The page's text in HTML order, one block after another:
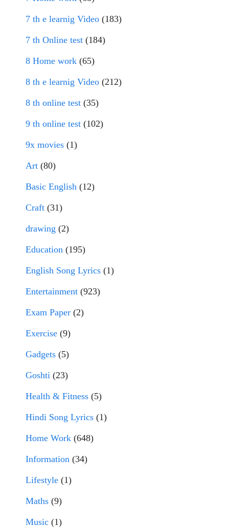
7 th e learnig Video (183)
7 th Online test (184)
8 Home work (65)
8 th e learnig Video (212)
8 th online test (35)
9 th online test (102)
9x movies (1)
Art (80)
Basic English (12)
Craft (31)
drawing (2)
Education (195)
English Song Lyrics (1)
Entertainment (923)
Exam Paper (2)
Exercise (9)
Gadgets (5)
Goshti (23)
Health & Fitness (5)
Hindi Song Lyrics (1)
Home Work (648)
Information (34)
Lifestyle (1)
Maths (9)
Music (1)